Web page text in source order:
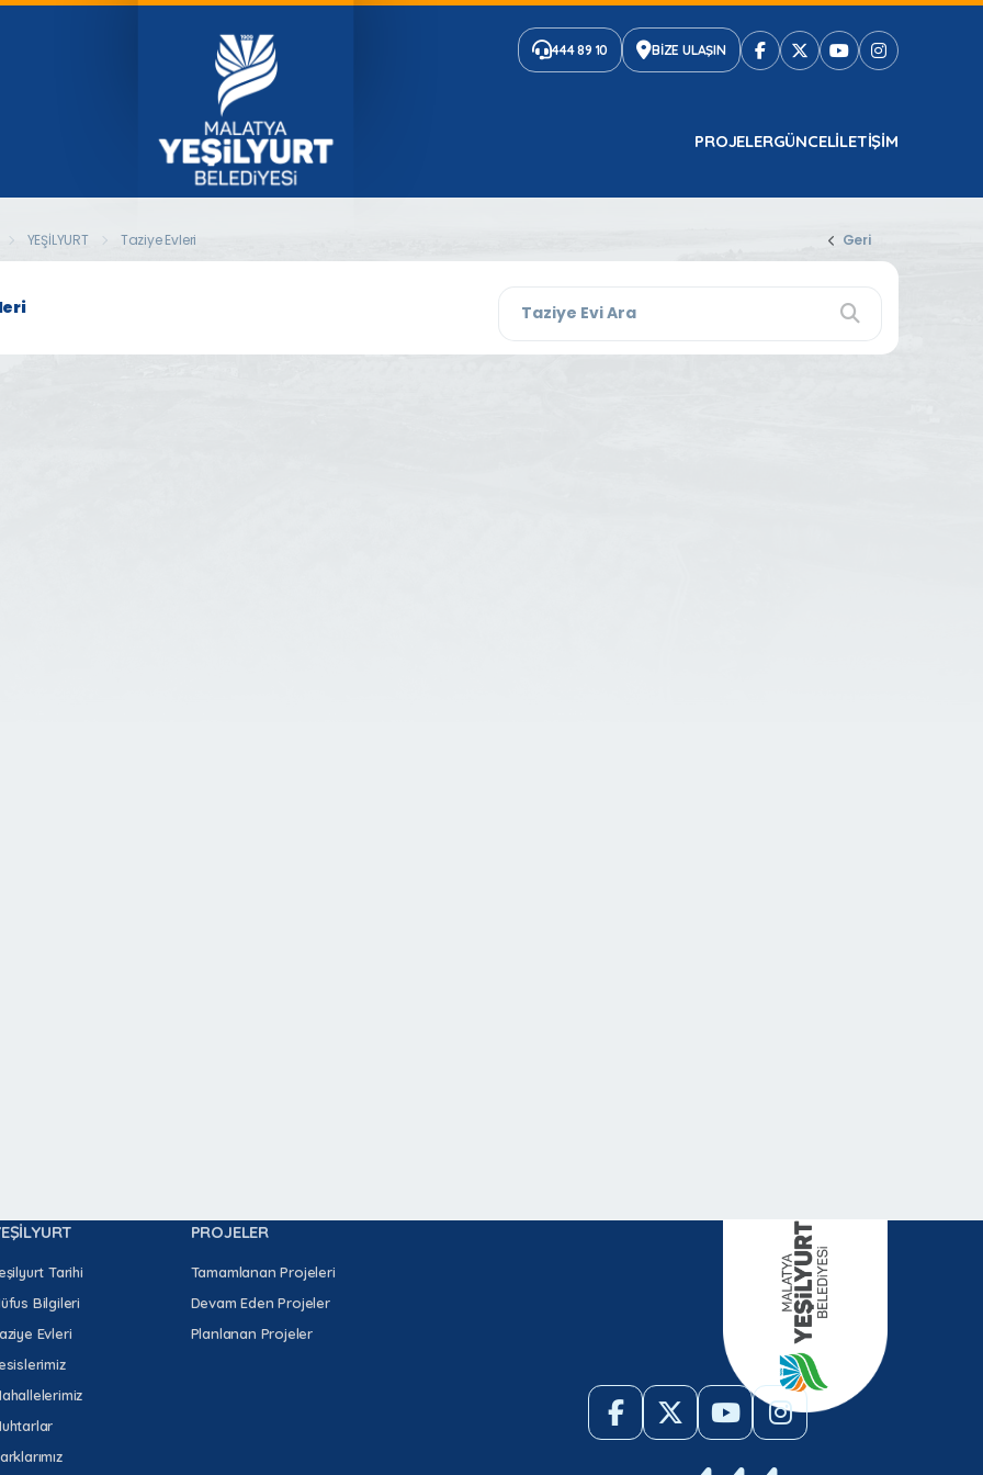
444 89 10 BİZE ULAŞIN
PROJELERGÜNCELILETIŞIM
YEŞİLYURT Taziye Evleri Geri
Tarihi
Bilgileri
Evleri
PROJELER
Tamamlanan Projeleri
Devam Eden Projeler
Planlanan Projeler